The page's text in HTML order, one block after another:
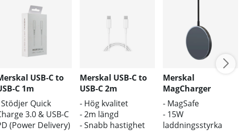
USB-C to
C 1m
Quick
3.0 & USB-C
(Power Delivery)
Merskal USB-C to
USB-C 2m
- Hög kvalitet
- 2m längd
- Snabb hastighet
Merskal
MagCharger
- MagSafe
- 15W
laddningsstyrka